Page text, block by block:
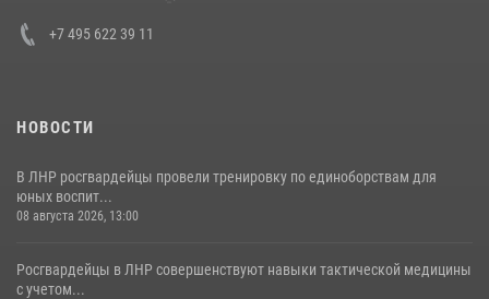
+7 495 622 39 11
НОВОСТИ
В ЛНР росгвардейцы провели тренировку по единоборствам для
юных воспит...
08 августа 2026, 13:00
Росгвардейцы в ЛНР совершенствуют навыки тактической медицины
с учетом...